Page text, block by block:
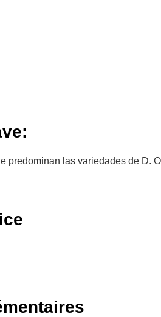
predominan las variedades de D.